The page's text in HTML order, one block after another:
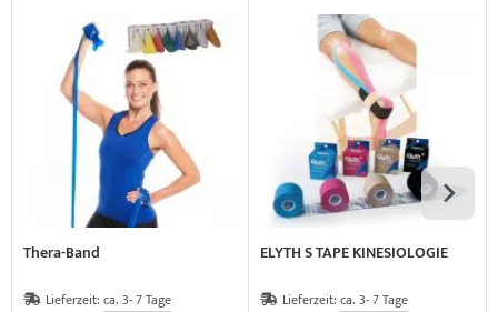
Thera-Band
Lieferzeit: ca. 3- 7 Tage
ELYTH S TAPE KINESIOLOGIE
Lieferzeit: ca. 3- 7 Tage